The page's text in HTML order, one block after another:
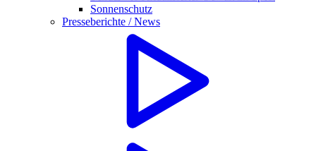
Sonnenschutz
Presseberichte / News